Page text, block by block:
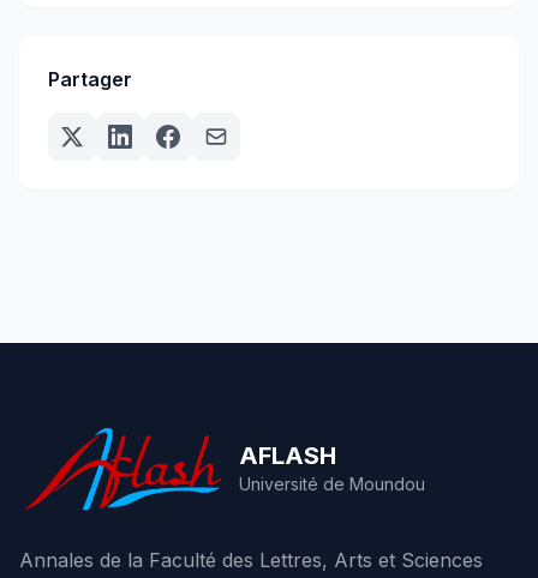
Partager
AFLASH
Université de Moundou
Annales de la Faculté des Lettres, Arts et Sciences